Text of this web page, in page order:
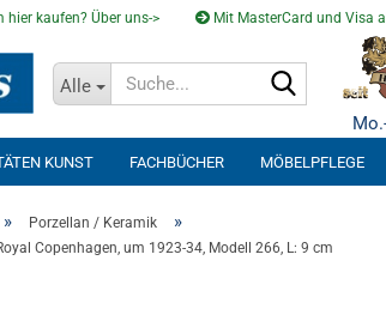
hier kaufen? Über uns-> Mit MasterCard und Visa
Alle
Suche...
KUNST FACHBÜCHER MÖBELPFLEGE
» Porzellan / Keramik »
Copenhagen, um 1923-34, Modell 266, L: 9 cm